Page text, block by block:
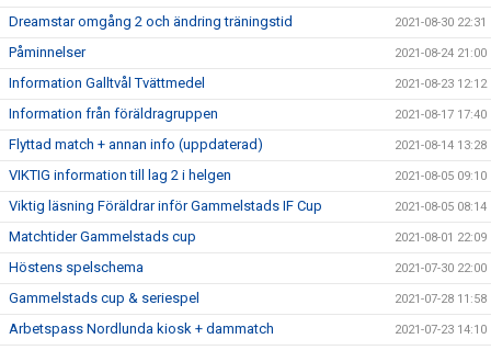
Dreamstar omgång 2 och ändring träningstid 2021-08-30 22:31
Påminnelser 2021-08-24 21:00
Information Galltvål Tvättmedel 2021-08-23 12:12
Information från föräldragruppen 2021-08-17 17:40
Flyttad match + annan info (uppdaterad) 2021-08-14 13:28
VIKTIG information till lag 2 i helgen 2021-08-05 09:10
Viktig läsning Föräldrar inför Gammelstads IF Cup 2021-08-05 08:14
Matchtider Gammelstads cup 2021-08-01 22:09
Höstens spelschema 2021-07-30 22:00
Gammelstads cup & seriespel 2021-07-28 11:58
Arbetspass Nordlunda kiosk + dammatch 2021-07-23 14:10